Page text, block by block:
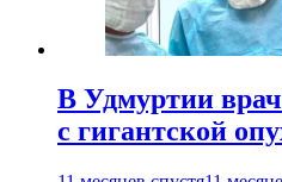
В Удмуртии
с гигантской